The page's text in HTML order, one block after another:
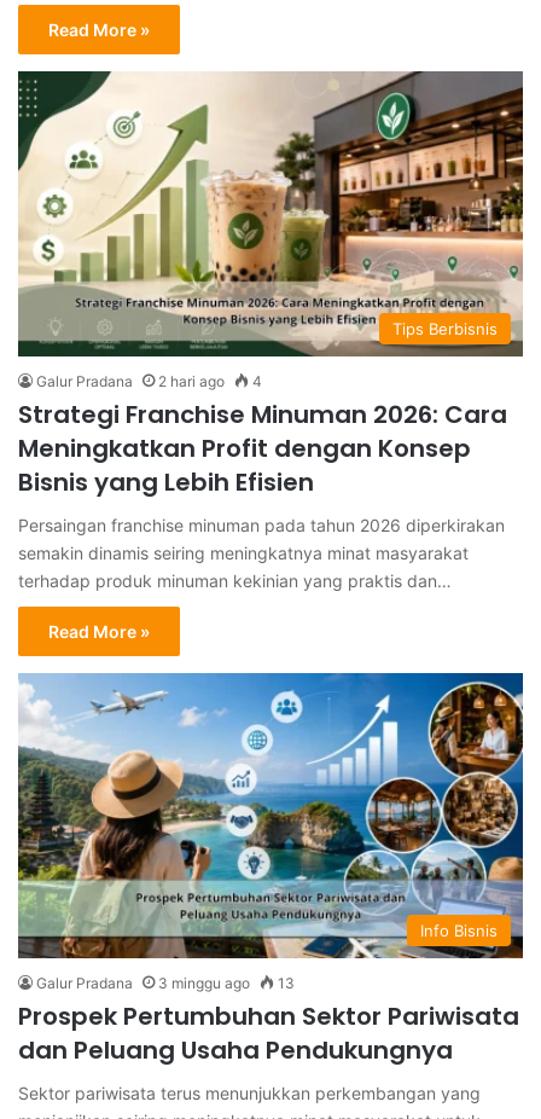
Read More »
Tips Berbisnis
Galur Pradana 2 hari ago 4
Strategi Franchise Minuman 2026: Cara
Meningkatkan Profit dengan Konsep
Bisnis yang Lebih Efisien
Persaingan franchise minuman pada tahun 2026 diperkirakan
semakin dinamis seiring meningkatnya minat masyarakat
terhadap produk minuman kekinian yang praktis dan…
Read More »
Info Bisnis
Galur Pradana 3 minggu ago 13
Prospek Pertumbuhan Sektor Pariwisata
dan Peluang Usaha Pendukungnya
Sektor pariwisata terus menunjukkan perkembangan yang